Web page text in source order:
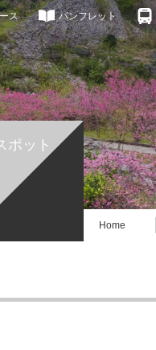
ス パンフレット
ポット
Home